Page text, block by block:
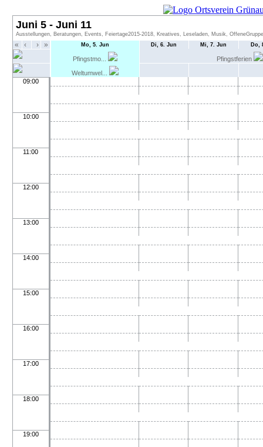
Juni 5 - Juni 11
Ausstellungen, Beratungen, Events, Feiertage2015-2018, Kreatives, Leseladen, Musik,
« ‹ › » Mo, 5. Jun Di, 6. Jun Mi, 7. Jun Do,
Pfingstmo...
Pfingstferien
Weltumwel...
09:00
10:00
11:00
12:00
13:00
14:00
15:00
16:00
17:00
18:00
19:00